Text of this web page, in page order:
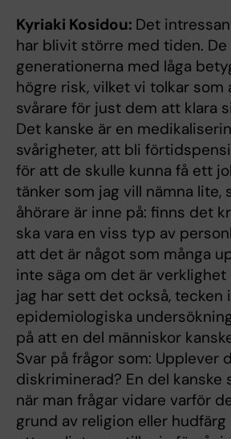
Kyriaki Kosidou: Det
har blivit större med tiden. De
generationerna med låga
högre risk, vilket vi tolkar
svårare för just dem att klara
Det kanske är en
svårigheter, att bli
för att de skulle kunna få ett
tänker som jag vill nämna lite,
åhörare är inne på: finns det
ska vara en viss typ av
att det är något som många
inte säga om det är verklighet
jag har sett det också, tecken
epidemiologiska
på att en del människor
Svar på frågor som: Upplever
diskriminerad? En del kanske
när man frågar vidare varför
grund av religion eller